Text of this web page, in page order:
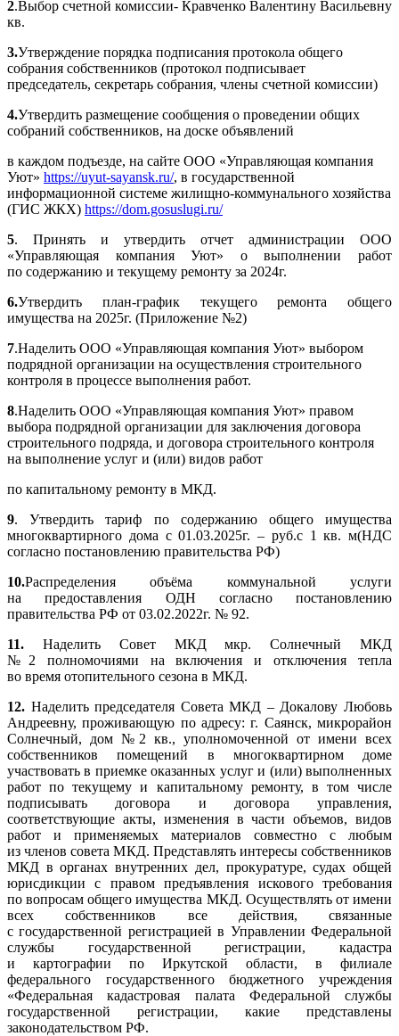
2.Выбор счетной комиссии- Кравченко Валентину Васильевну
кв.
3.Утверждение порядка подписания протокола общего
собрания собственников (протокол подписывает
председатель, секретарь собрания, члены счетной комиссии)
4.Утвердить размещение сообщения о проведении общих
собраний собственников, на доске объявлений
в каждом подъезде, на сайте ООО «Управляющая компания
Уют» https://uyut-sayansk.ru/, в государственной
информационной системе жилищно-коммунального хозяйства
(ГИС ЖКХ) https://dom.gosuslugi.ru/
5. Принять и утвердить отчет администрации ООО
«Управляющая компания Уют» о выполнении работ
по содержанию и текущему ремонту за 2024г.
6.Утвердить план-график текущего ремонта общего
имущества на 2025г. (Приложение №2)
7.Наделить ООО «Управляющая компания Уют» выбором
подрядной организации на осуществления строительного
контроля в процессе выполнения работ.
8.Наделить ООО «Управляющая компания Уют» правом
выбора подрядной организации для заключения договора
строительного подряда, и договора строительного контроля
на выполнение услуг и (или) видов работ
по капитальному ремонту в МКД.
9. Утвердить тариф по содержанию общего имущества
многоквартирного дома с 01.03.2025г. – руб.с 1 кв. м(НДС
согласно постановлению правительства РФ)
10.Распределения объёма коммунальной услуги
на предоставления ОДН согласно постановлению
правительства РФ от 03.02.2022г. № 92.
11. Наделить Совет МКД мкр. Солнечный МКД
№2 полномочиями на включения и отключения тепла
во время отопительного сезона в МКД.
12. Наделить председателя Совета МКД – Докалову Любовь
Андреевну, проживающую по адресу: г. Саянск, микрорайон
Солнечный, дом №2 кв., уполномоченной от имени всех
собственников помещений в многоквартирном доме
участвовать в приемке оказанных услуг и (или) выполненных
работ по текущему и капитальному ремонту, в том числе
подписывать договора и договора управления,
соответствующие акты, изменения в части объемов, видов
работ и применяемых материалов совместно с любым
из членов совета МКД. Представлять интересы собственников
МКД в органах внутренних дел, прокуратуре, судах общей
юрисдикции с правом предъявления искового требования
по вопросам общего имущества МКД. Осуществлять от имени
всех собственников все действия, связанные
с государственной регистрацией в Управлении Федеральной
службы государственной регистрации, кадастра
и картографии по Иркутской области, в филиале
федерального государственного бюджетного учреждения
«Федеральная кадастровая палата Федеральной службы
государственной регистрации, какие представлены
законодательством РФ.